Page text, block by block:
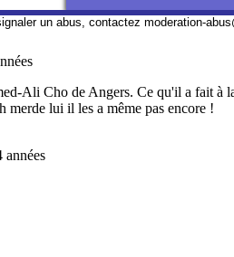
un abus, contactez moderation-